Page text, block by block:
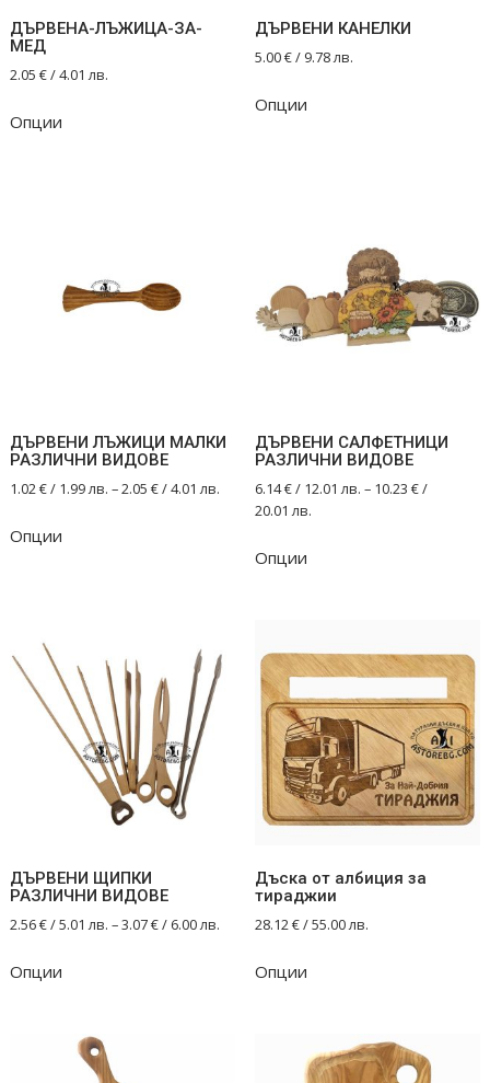
ДЪРВЕНА-ЛЪЖИЦА-ЗА-
МЕД
2.05€/ 4.01 лв.
Опции
ДЪРВЕНИ КАНЕЛКИ
5.00€/ 9.78 лв.
Опцииproduct
be
chosen
ДЪРВЕНИ ЛЪЖИЦИ МАЛКИ
РАЗЛИЧНИ ВИДОВЕ
1.02€/ 1.99 лв.–2.05€/ 4.01 лв.
Опции
options
may
be
chosen
ДЪРВЕНИ САЛФЕТНИЦИ
РАЗЛИЧНИ ВИДОВЕ
6.14€/ 12.01 лв. – 10.23 €/
20.01 лв.
Опцииproduct
The
options
may
be
chosen
on
the
page
ДЪРВЕНИ ЩИПКИ
РАЗЛИЧНИ ВИДОВЕ
2.56€/ 5.01 лв.–3.07€/ 6.00 лв.
Опции
multiple
variants.
Дъска от албиция за
тираджии
28.12€/ 55.00 лв.
Опции